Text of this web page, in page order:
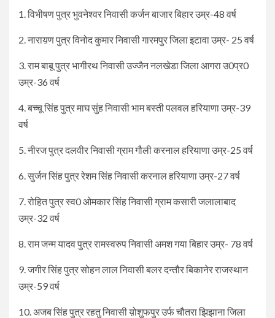
1. विभीषण पुत्र भुवनेश्वर निवासी कर्जन बाजार बिहार उम्र-48 वर्ष
2. नाराय़ण पुत्र विनोद कुमार निवासी गारमपुर जिला इटावा उम्र- 25 वर्ष
3. राम बाबू पुत्र भागीरथ निवासी उज्जैन नलखेडा जिला आगरा उ0प्र0
उम्र-36 वर्ष
4. बच्चू सिंह पुत्र माघ सुंह निवासी भाम बस्ती पलवल हरियाणा उम्र-39
वर्ष
5. नीरज पुत्र दलवीर निवासी ग्राम गौली करनाल हरियाणा उम्र-25 वर्ष
6. सुर्जन सिंह पुत्र रेशम सिंह निवासी करनाल हरियाणा उम्र-27 वर्ष
7. रोहित पुत्र स्व0 ओमकार सिंह निवासी ग्राम कसारी जलालाबाद
उम्र-32 वर्ष
8. राम जन्म यादव पुत्र रामस्वरुप निवासी अमश गया बिहार उम्र- 78 वर्ष
9. जगीर सिंह पुत्र सोहन लाल निवासी बलर दन्तौर बिकानेर राजस्थान
उम्र-59 वर्ष
10. अजब सिंह पुत्र रहतु निवासी य़ोशुफपुर उर्फ चौतरा झिझाना जिला